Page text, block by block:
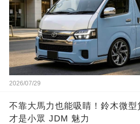
2026/07/29
不靠大馬力也能吸睛！鈴木微
才是小眾 JDM 魅力